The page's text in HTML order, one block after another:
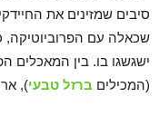
סיבים שמזינים את
שכאלה עם הפרוביוטיקה,
ישגשגו בו. בין המאכלים
(המכילים ברזל טבעי),